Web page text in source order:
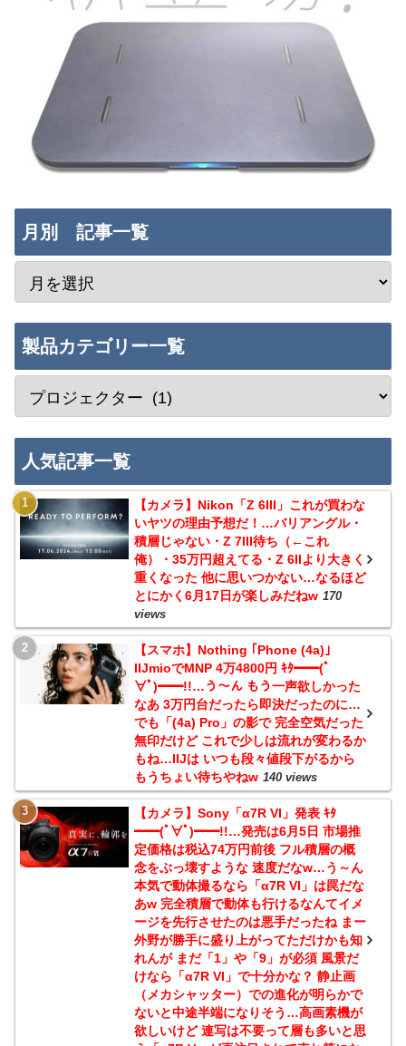
月別 記事一覧
製品カテゴリー一覧
人気記事一覧
【カメラ】Nikon「Z 6III」これが買わな
いヤツの理由予想だ！…バリアングル・
積層じゃない・Z 7III待ち（←これ
俺）・35万円超えてる・Z 6IIより大きく
重くなった 他に思いつかない…なるほど
とにかく6月17日が楽しみだねw 170
views
【スマホ】Nothing ｢Phone (4a)｣
IIJmioでMNP 4万4800円 ｷﾀ━━(ﾟ
∀ﾟ)━━!!…う～ん もう一声欲しかった
なあ 3万円台だったら即決だったのに…
でも「(4a) Pro」の影で 完全空気だった
無印だけど これで少しは流れが変わるか
もね…IIJは いつも段々値段下がるから
もうちょい待ちやねw 140 views
【カメラ】Sony「α7R VI」発表 ｷﾀ
━━(ﾟ∀ﾟ)━━!!…発売は6月5日 市場推
定価格は税込74万円前後 フル積層の概
念をぶっ壊すような 速度だなw…う～ん
本気で動体撮るなら「α7R VI」は罠だな
あw 完全積層で動体も行けるなんてイメ
ージを先行させたのは悪手だったね まー
外野が勝手に盛り上がってただけかも知
れんが まだ「1」や「9」が必須 風景だ
けなら「α7R VI」で十分かな？ 静止画
（メカシャッター）での進化が明らかで
ないと中途半端になりそう…高画素機が
欲しいけど 連写は不要って層も多いと思